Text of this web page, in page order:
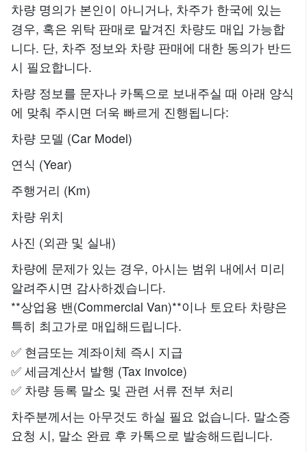
차량 명의가 본인이 아니거나, 차주가 한국에 있는
경우, 혹은 위탁 판매로 맡겨진 차량도 매입 가능합
니다. 단, 차주 정보와 차량 판매에 대한 동의가 반드
시 필요합니다.
차량 정보를 문자나 카톡으로 보내주실 때 아래 양식
에 맞춰 주시면 더욱 빠르게 진행됩니다:
차량 모델 (Car Model)
연식 (Year)
주행거리 (Km)
차량 위치
사진 (외관 및 실내)
차량에 문제가 있는 경우, 아시는 범위 내에서 미리
알려주시면 감사하겠습니다.
**상업용 밴(Commercial Van)**이나 토요타 차량은
특히 최고가로 매입해드립니다.
✅ 현금또는 계좌이체 즉시 지급
✅ 세금계산서 발행 (Tax invoice)
✅ 차량 등록 말소 및 관련 서류 전부 처리
차주분께서는 아무것도 하실 필요 없습니다. 말소증
요청 시, 말소 완료 후 카톡으로 발송해드립니다.